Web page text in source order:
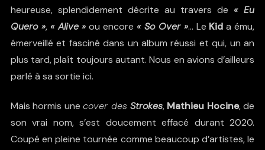
heureuse, splendidement décrite au travers de «Eu
Quero », «Alive » ou encore « So Over »… Le Kid a ému,
émerveillé et fasciné dans un album réussi et qui, un an
plus tard, plaît toujours autant. Nous en avions d’ailleurs
parlé à sa sortie ici.
Mais hormis unecover des Strokes, Mathieu Hocine, de
son vrai nom, s’est doucement effacé durant 2020.
Coupé en pleine tournée comme beaucoup d’artistes, le